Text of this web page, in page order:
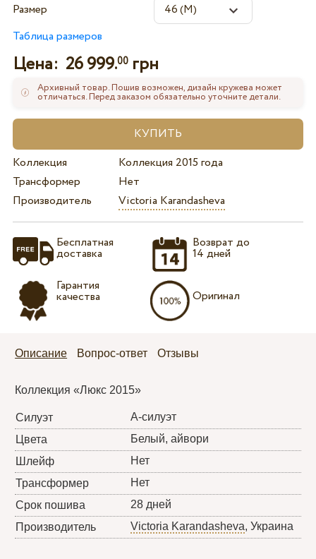
Размер
Таблица размеров
Цена: 26 999.00грн
Архивный товар. Пошив возможен, дизайн кружева может
отличаться. Перед заказом обязательно уточните детали.
Коллекция
Коллекция 2015 года
Трансформер
Нет
Производитель
Victoria Karandasheva
Бесплатная
доставка
Гарантия
качества
Возврат до
14 дней
Оригинал
Описание Вопрос-ответ Отзывы
Коллекция «Люкс 2015»
Силуэт
А-силуэт
Цвета
Белый, айвори
Шлейф
Нет
Трансформер
Нет
Срок пошива
28 дней
Производитель
Victoria Karandasheva, Украина